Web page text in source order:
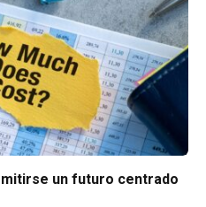
un futuro centrado